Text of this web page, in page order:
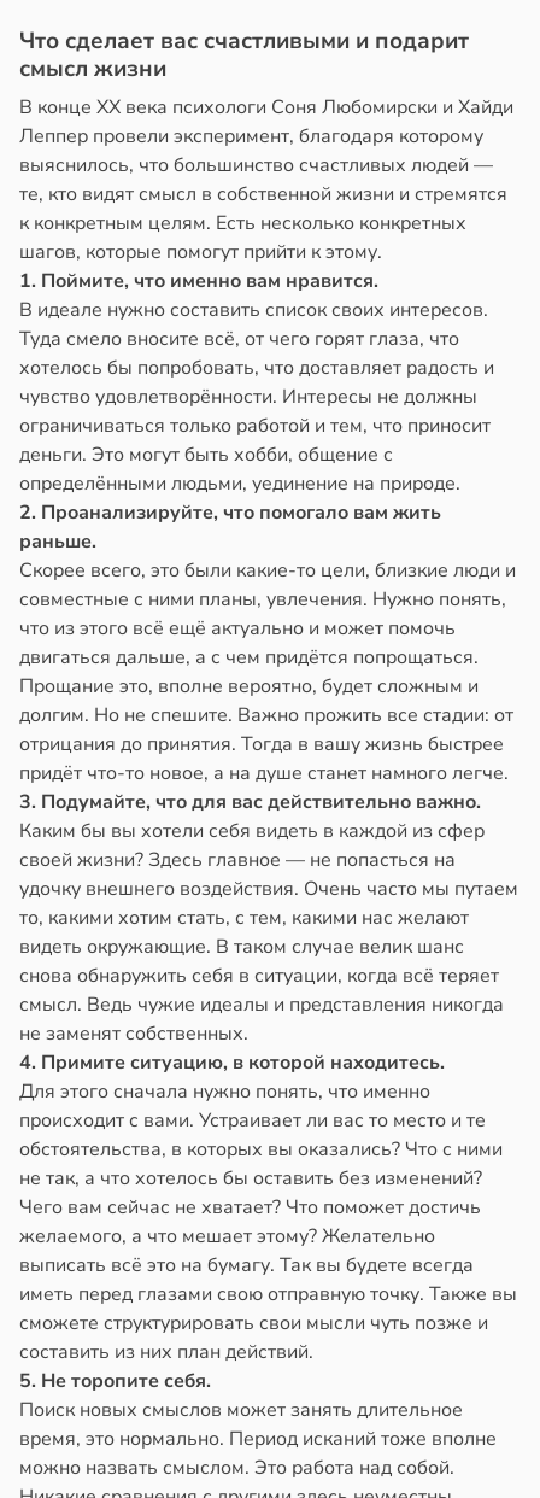
Что сделает вас счастливыми и подарит
смысл жизни
В конце XX века психологи Соня Любомирски и Хайди
Леппер провели эксперимент, благодаря которому
выяснилось, что большинство счастливых людей —
те, кто видят смысл в собственной жизни и стремятся
к конкретным целям. Есть несколько конкретных
шагов, которые помогут прийти к этому.
1. Поймите, что именно вам нравится.
В идеале нужно составить список своих интересов.
Туда смело вносите всё, от чего горят глаза, что
хотелось бы попробовать, что доставляет радость и
чувство удовлетворённости. Интересы не должны
ограничиваться только работой и тем, что приносит
деньги. Это могут быть хобби, общение с
определёнными людьми, уединение на природе.
2. Проанализируйте, что помогало вам жить
раньше.
Скорее всего, это были какие-то цели, близкие люди и
совместные с ними планы, увлечения. Нужно понять,
что из этого всё ещё актуально и может помочь
двигаться дальше, а с чем придётся попрощаться.
Прощание это, вполне вероятно, будет сложным и
долгим. Но не спешите. Важно прожить все стадии: от
отрицания до принятия. Тогда в вашу жизнь быстрее
придёт что-то новое, а на душе станет намного легче.
3. Подумайте, что для вас действительно важно.
Каким бы вы хотели себя видеть в каждой из сфер
своей жизни? Здесь главное — не попасться на
удочку внешнего воздействия. Очень часто мы путаем
то, какими хотим стать, с тем, какими нас желают
видеть окружающие. В таком случае велик шанс
снова обнаружить себя в ситуации, когда всё теряет
смысл. Ведь чужие идеалы и представления никогда
не заменят собственных.
4. Примите ситуацию, в которой находитесь.
Для этого сначала нужно понять, что именно
происходит с вами. Устраивает ли вас то место и те
обстоятельства, в которых вы оказались? Что с ними
не так, а что хотелось бы оставить без изменений?
Чего вам сейчас не хватает? Что поможет достичь
желаемого, а что мешает этому? Желательно
выписать всё это на бумагу. Так вы будете всегда
иметь перед глазами свою отправную точку. Также вы
сможете структурировать свои мысли чуть позже и
составить из них план действий.
5. Не торопите себя.
Поиск новых смыслов может занять длительное
время, это нормально. Период исканий тоже вполне
можно назвать смыслом. Это работа над собой.